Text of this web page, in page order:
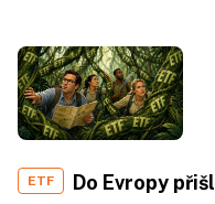
ETF
Do Evropy